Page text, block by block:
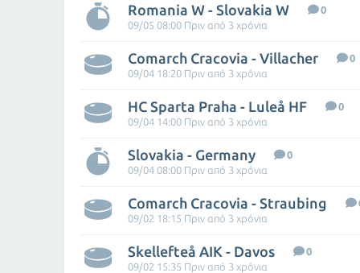
Romania W - Slovakia W
0
09/05 08:00 Πριν από 3 χρόνια
Comarch Cracovia - Villacher
0
09/04 18:20 Πριν από 3 χρόνια
HC Sparta Praha - Luleå HF
0
09/04 14:00 Πριν από 3 χρόνια
Slovakia - Germany
0
09/04 08:00 Πριν από 3 χρόνια
Comarch Cracovia - Straubing
09/02 18:15 Πριν από 3 χρόνια
Skellefteå AIK - Davos
0
09/02 15:35 Πριν από 3 χρόνια